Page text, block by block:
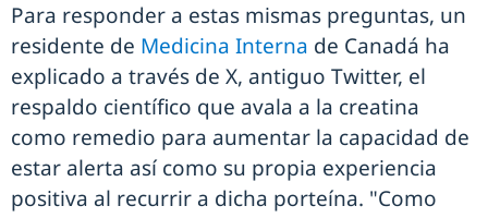
Para responder a estas mismas preguntas, un
residente de Medicina Interna de Canadá ha
explicado a través de X, antiguo Twitter, el
respaldo científico que avala a la creatina
como remedio para aumentar la capacidad de
estar alerta así como su propia experiencia
positiva al recurrir a dicha porteína. "Como